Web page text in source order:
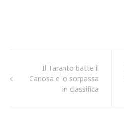
Il Taranto batte il
Canosa e lo sorpassa
in classifica